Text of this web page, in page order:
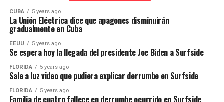
CUBA 5 years ago
La Unión Eléctrica dice que apagones disminuirán
gradualmente en Cuba
EEUU 5 years ago
Se espera hoy la llegada del presidente Joe Biden a Surfside
FLORIDA 5 years ago
Sale a luz video que pudiera explicar derrumbe en Surfside
FLORIDA 5 years ago
Familia de cuatro fallece en derrumbe ocurrido en Surfside